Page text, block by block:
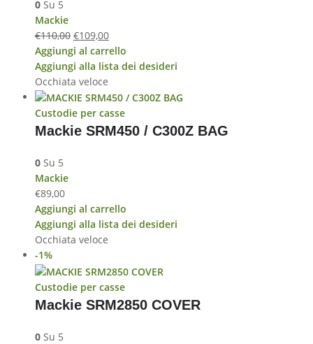
0Su 5
Mackie
€110,00 €109,00
Aggiungi al carrello
Aggiungi alla lista dei desideri
Occhiata veloce
Custodie per casse
Mackie SRM450 / C300Z BAG
0Su 5
Mackie
€89,00
Aggiungi al carrello
Aggiungi alla lista dei desideri
Occhiata veloce
-1%
Custodie per casse
Mackie SRM2850 COVER
0Su 5